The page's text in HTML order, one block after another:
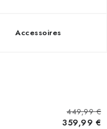
Accessoires
449,99 €
359,99 €